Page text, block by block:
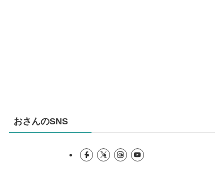
おさんのSNS